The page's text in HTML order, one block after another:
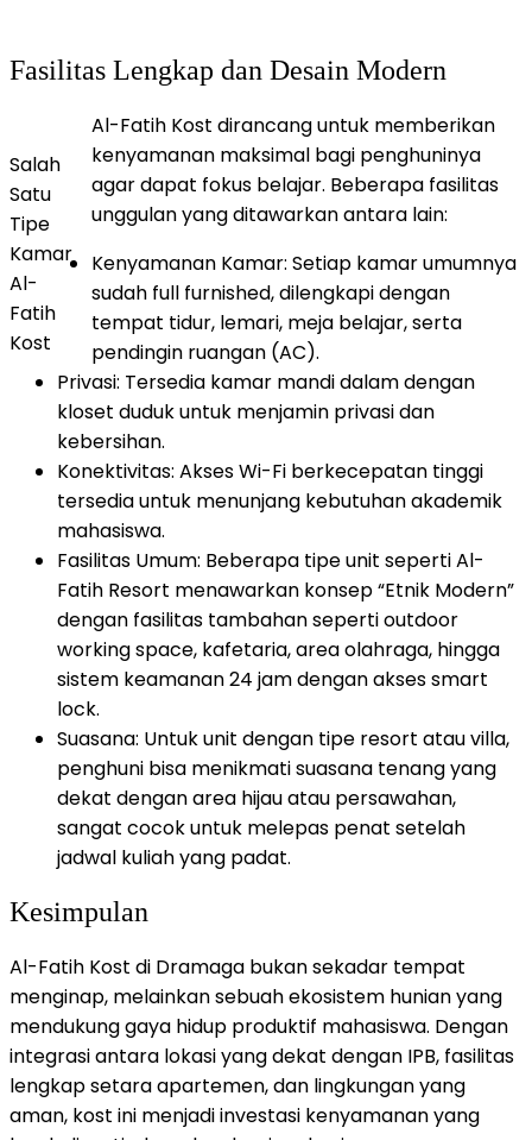
​Fasilitas Lengkap dan Desain Modern
Salah
Satu
Tipe
Kamar
Al-
Fatih
Kost
Al-Fatih Kost dirancang untuk memberikan
kenyamanan maksimal bagi penghuninya
agar dapat fokus belajar. Beberapa fasilitas
unggulan yang ditawarkan antara lain:
​Kenyamanan Kamar: Setiap kamar umumnya
sudah full furnished, dilengkapi dengan
tempat tidur, lemari, meja belajar, serta
pendingin ruangan (AC).
​Privasi: Tersedia kamar mandi dalam dengan
kloset duduk untuk menjamin privasi dan
kebersihan.
​Konektivitas: Akses Wi-Fi berkecepatan tinggi
tersedia untuk menunjang kebutuhan akademik
mahasiswa.
​Fasilitas Umum: Beberapa tipe unit seperti Al-
Fatih Resort menawarkan konsep “Etnik Modern”
dengan fasilitas tambahan seperti outdoor
working space, kafetaria, area olahraga, hingga
sistem keamanan 24 jam dengan akses smart
lock.
​Suasana: Untuk unit dengan tipe resort atau villa,
penghuni bisa menikmati suasana tenang yang
dekat dengan area hijau atau persawahan,
sangat cocok untuk melepas penat setelah
jadwal kuliah yang padat.
Kesimpulan
Al-Fatih Kost di Dramaga bukan sekadar tempat
menginap, melainkan sebuah ekosistem hunian yang
mendukung gaya hidup produktif mahasiswa. Dengan
integrasi antara lokasi yang dekat dengan IPB, fasilitas
lengkap setara apartemen, dan lingkungan yang
aman, kost ini menjadi investasi kenyamanan yang